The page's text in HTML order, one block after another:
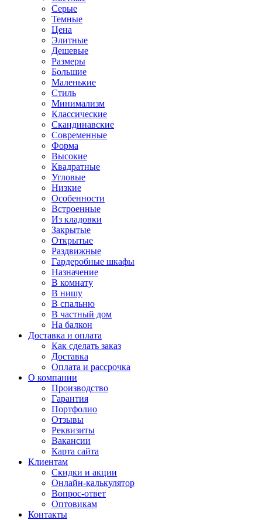
Серые
Темные
Цена
Элитные
Дешевые
Размеры
Большие
Маленькие
Стиль
Минимализм
Классические
Скандинавские
Современные
Форма
Высокие
Квадратные
Угловые
Низкие
Особенности
Встроенные
Из кладовки
Закрытые
Открытые
Раздвижные
Гардеробные шкафы
Назначение
В комнату
В нишу
В спальню
В частный дом
На балкон
Доставка и оплата
Как сделать заказ
Доставка
Оплата и рассрочка
О компании
Производство
Гарантия
Портфолио
Отзывы
Реквизиты
Вакансии
Карта сайта
Клиентам
Скидки и акции
Онлайн-калькулятор
Вопрос-ответ
Оптовикам
Контакты